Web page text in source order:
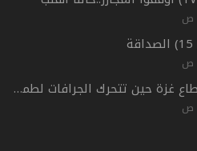
أدلة الإبادة فى قطاع غزة حين تتحرك الجرافات لطمس معالم الحرب